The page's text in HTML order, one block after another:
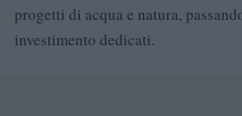
progetti di acqua e natura,
investimento dedicati.